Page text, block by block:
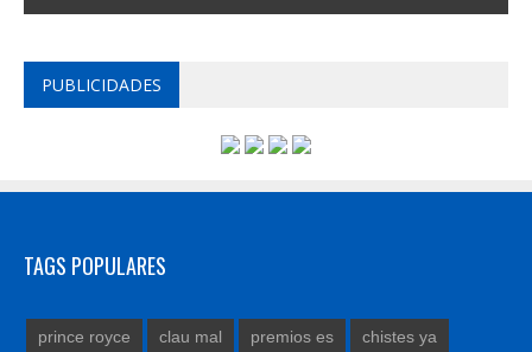
PUBLICIDADES
TAGS POPULARES
prince royce clau mal premios es chistes ya